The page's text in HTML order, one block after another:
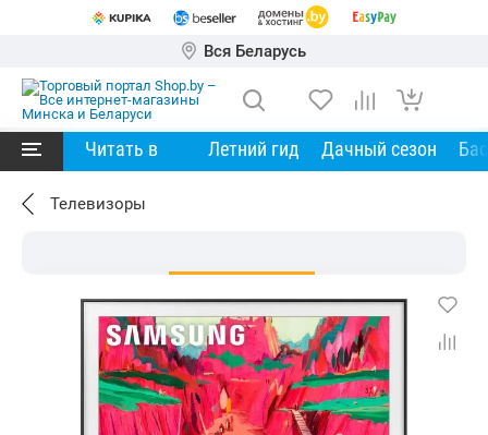
Вся Беларусь
Читать в Летний гид Дачный сезон
Телевизоры